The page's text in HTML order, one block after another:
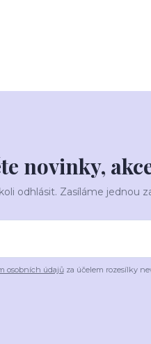
novinky,
odhlásit. Zasíláme jednou
osobních údajůza účelem rozesílky